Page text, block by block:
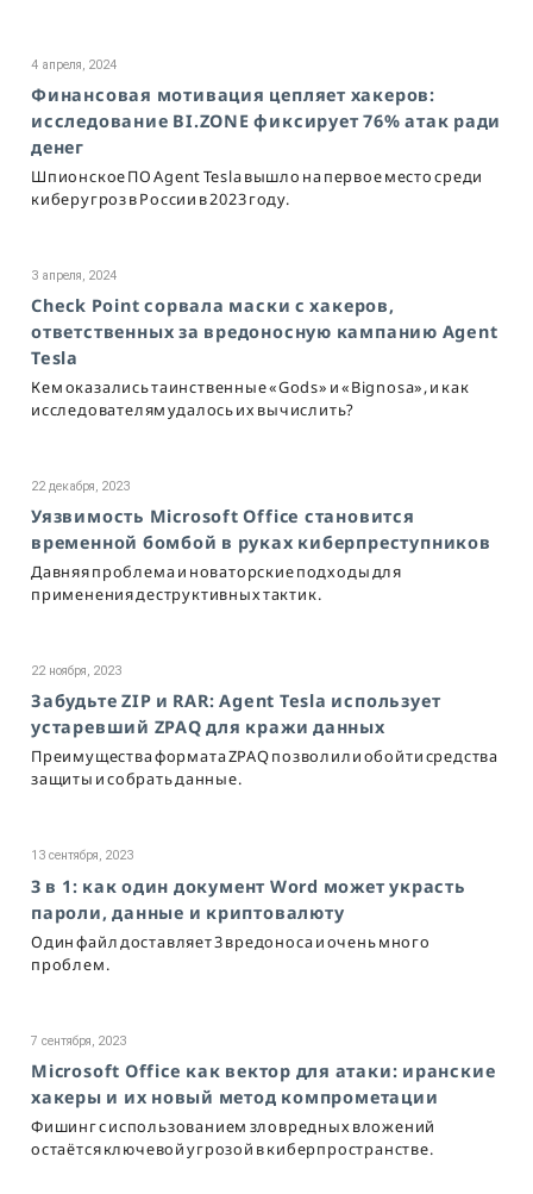
4 апреля, 2024
Финансовая мотивация цепляет хакеров:
исследование BI.ZONE фиксирует 76% атак ради
денег
Шпионское ПО Agent Tesla вышло на первое место среди
киберугроз в России в 2023 году.
3 апреля, 2024
Check Point сорвала маски с хакеров,
ответственных за вредоносную кампанию Agent
Tesla
Кем оказались таинственные «Gods» и «Bignosa», и как
исследователям удалось их вычислить?
22 декабря, 2023
Уязвимость Microsoft Office становится
временной бомбой в руках киберпреступников
Давняя проблема и новаторские подходы для
применения деструктивных тактик.
22 ноября, 2023
Забудьте ZIP и RAR: Agent Tesla использует
устаревший ZPAQ для кражи данных
Преимущества формата ZPAQ позволили обойти средства
защиты и собрать данные.
13 сентября, 2023
3 в 1: как один документ Word может украсть
пароли, данные и криптовалюту
Один файл доставляет 3 вредоноса и очень много
проблем.
7 сентября, 2023
Microsoft Office как вектор для атаки: иранские
хакеры и их новый метод компрометации
Фишинг с использованием зловредных вложений
остаётся ключевой угрозой в киберпространстве.